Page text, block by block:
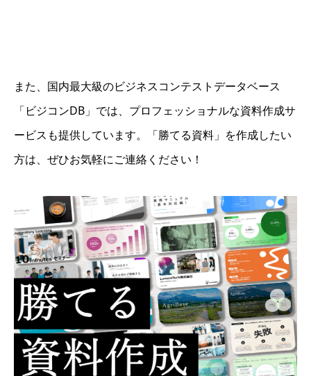
また、国内最大級のビジネスコンテストデータベース
「ビジコンDB」では、プロフェッショナルな資料作成サ
ービスも提供しています。「勝てる資料」を作成したい
方は、ぜひお気軽にご連絡ください！